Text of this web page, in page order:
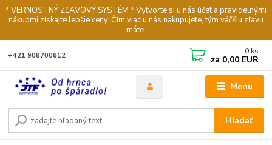
* VERNOSTNÝ ZĽAVOVÝ SYSTÉM * Vytvorte si u nás účet a pravidelnými
nákupmi získajte lepšie ceny. Čím viac u nás nakupujete, tým väčšiu zľavu
máte.
Menu
Hľadať
+421 908700612 0 ks
za 0,00 EUR